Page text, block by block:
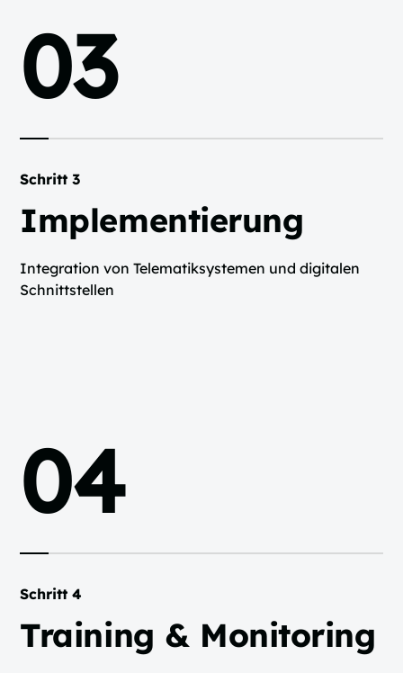
03
Schritt 3
Implementierung
Integration von Telematiksystemen und digitalen
Schnittstellen
04
Schritt 4
Training & Monitoring